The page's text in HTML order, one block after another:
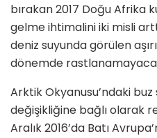
bırakan 2017 Doğu Afrika
gelme ihtimalini iki misli
deniz suyunda görülen
dönemde
Arktik Okyanusu’ndaki
değişikliğine bağlı olarak
Aralık 2016’da Batı